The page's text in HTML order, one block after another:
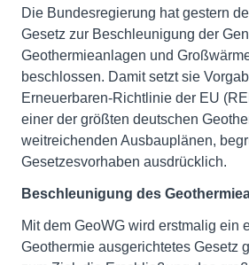
Die Bundesregierung hat gestern
Gesetz zur Beschleunigung der
Geothermieanlagen und
beschlossen. Damit setzt sie
Erneuerbaren-Richtlinie der EU
einer der größten deutschen
weitreichenden Ausbauplänen,
Gesetzesvorhaben ausdrücklich.
Beschleunigung des
Mit dem GeoWG wird erstmalig ein
Geothermie ausgerichtetes Gesetz